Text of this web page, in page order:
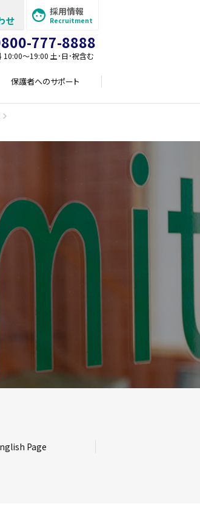
せ
採用情報
Recruitment
777-8888
10:00〜19:00 土･日･祝含む
保護者へのサポート
Page